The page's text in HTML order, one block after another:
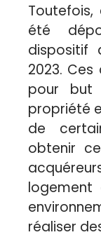
été
dispositif
2023.
pour but
propriété
de
obtenir
logement
réaliser